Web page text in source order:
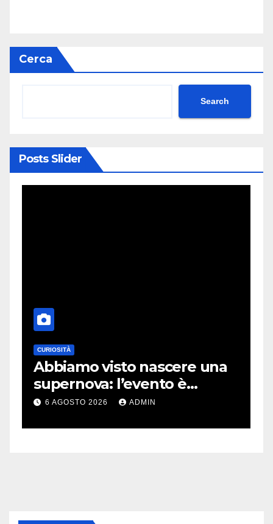
Cerca
Search
Posts Slider
CURIOSITÀ
Abbiamo visto nascere una
supernova: l’evento è
rarissimo
6 AGOSTO 2026 ADMIN